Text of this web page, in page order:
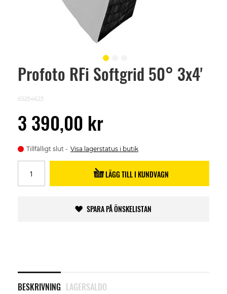
Profoto RFi Softgrid 50° 3x4'
65254623
3 390,00 kr
Tillfälligt slut Visa lagerstatus i butik
LÄGG TILL I KUNDVAGN
SPARA PÅ ÖNSKELISTAN
BESKRIVNING LAGERSALDO
Skip
images
gallery